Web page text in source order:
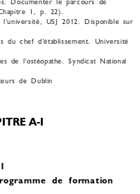
1, p. 22).
USJ 2012. Disponible sur
du chef d’établissement. Université
de l’ostéopathe. Syndicat National
de Dublin
A-I
de formation